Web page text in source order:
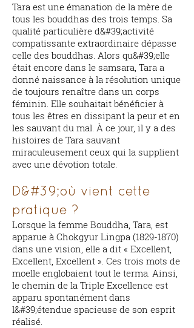
Tara est une émanation de la mère de
tous les bouddhas des trois temps. Sa
qualité particulière d&#39;activité
compatissante extraordinaire dépasse
celle des bouddhas. Alors qu&#39;elle
était encore dans le samsara, Tara a
donné naissance à la résolution unique
de toujours renaître dans un corps
féminin. Elle souhaitait bénéficier à
tous les êtres en dissipant la peur et en
les sauvant du mal. À ce jour, il y a des
histoires de Tara sauvant
miraculeusement ceux qui la supplient
avec une dévotion totale.
D&#39;où vient cette
pratique ?
Lorsque la femme Bouddha, Tara, est
apparue à Chokgyur Lingpa (1829-1870)
dans une vision, elle a dit « Excellent,
Excellent, Excellent ». Ces trois mots de
moelle englobaient tout le terma. Ainsi,
le chemin de la Triple Excellence est
apparu spontanément dans
l&#39;étendue spacieuse de son esprit
réalisé.